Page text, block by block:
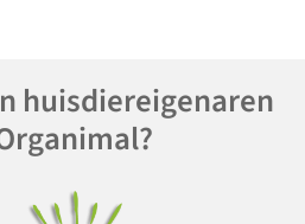
huisdiereigenaren